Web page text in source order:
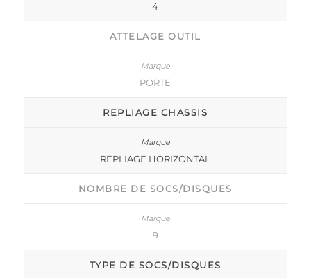
4
ATTELAGE OUTIL
PORTE
REPLIAGE CHASSIS
REPLIAGE HORIZONTAL
NOMBRE DE SOCS/DISQUES
9
TYPE DE SOCS/DISQUES